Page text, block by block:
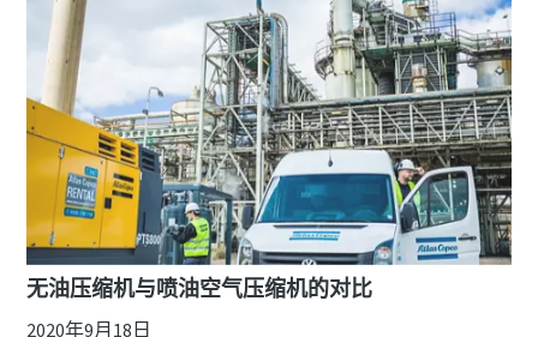
无油压缩机与喷油空气压缩机的对比
2020年9月18日